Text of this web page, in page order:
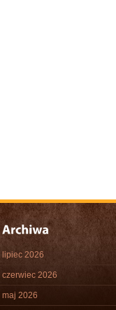
lipiec 2026
czerwiec 2026
maj 2026